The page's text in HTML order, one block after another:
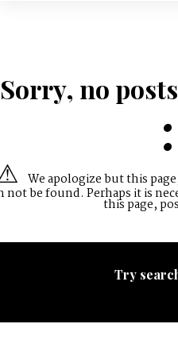
Sorry, no
We apologize but this
not be found. Perhaps it is
this page,
Try